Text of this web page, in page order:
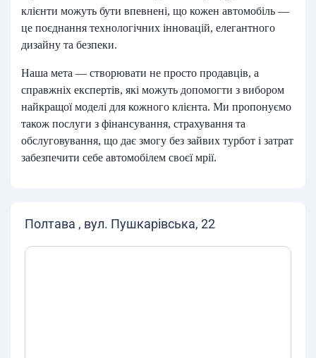
клієнти можуть бути впевнені, що кожен автомобіль —
це поєднання технологічних інновацій, елегантного
дизайну та безпеки.
Наша мета — створювати не просто продавців, а
справжніх експертів, які можуть допомогти з вибором
найкращої моделі для кожного клієнта. Ми пропонуємо
також послуги з фінансування, страхування та
обслуговування, що дає змогу без зайвих турбот і затрат
забезпечити себе автомобілем своєї мрії.
Полтава , вул. Пушкарівська, 22